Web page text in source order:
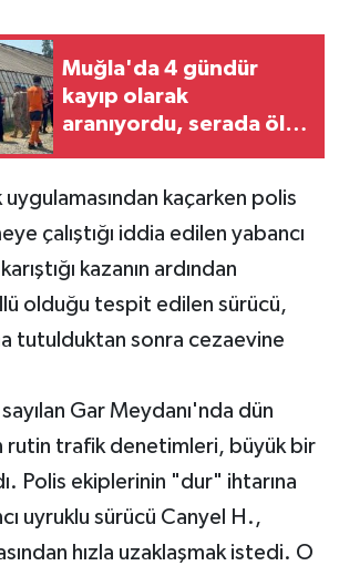
Muğla'da 4 gündür
kayıp olarak
aranıyordu, serada ölü
kaçarken polis
çalıştığı iddia edilen yabancı
kazanın ardından
olduğu tespit edilen sürücü,
tutulduktan sonra cezaevine
sayılan Gar Meydanı'nda dün
rutin trafik denetimleri, büyük bir
Polis ekiplerinin "dur" ihtarına
uyruklu sürücü Canyel H.,
hızla uzaklaşmak istedi. O